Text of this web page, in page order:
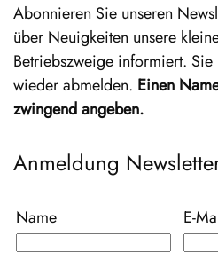
Abonnieren Sie unseren
über Neuigkeiten unsere
Betriebszweige informiert.
wieder abmelden. Einen
zwingend angeben.
Anmeldung
Name E-